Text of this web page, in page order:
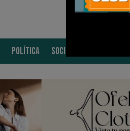
POLÍTICA SOCIEDAD